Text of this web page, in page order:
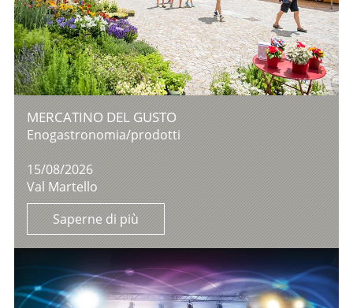
MERCATINO DEL GUSTO
Enogastronomia/prodotti
15/08/2026
Val Martello
Saperne di più